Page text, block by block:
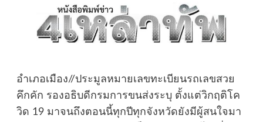
อำเภอเมือง//ประมูลหมายเลขทะเบียนรถเลขสวย
คึกคัก รองอธิบดีกรมการขนส่งระบุ ตั้งแต่วิกฤติโค
วิด 19 มาจนถึงตอนนี้ทุกปีทุกจังหวัดยังมีผู้สนใจมา